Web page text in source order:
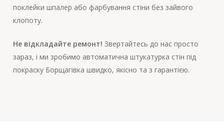
поклейки шпалер або фарбування стіни без зайвого
клопоту.
Не відкладайте ремонт! Звертайтесь до нас просто
зараз, і ми зробимо автоматична штукатурка стін під
покраску Борщагівка швидко, якісно та з гарантією.